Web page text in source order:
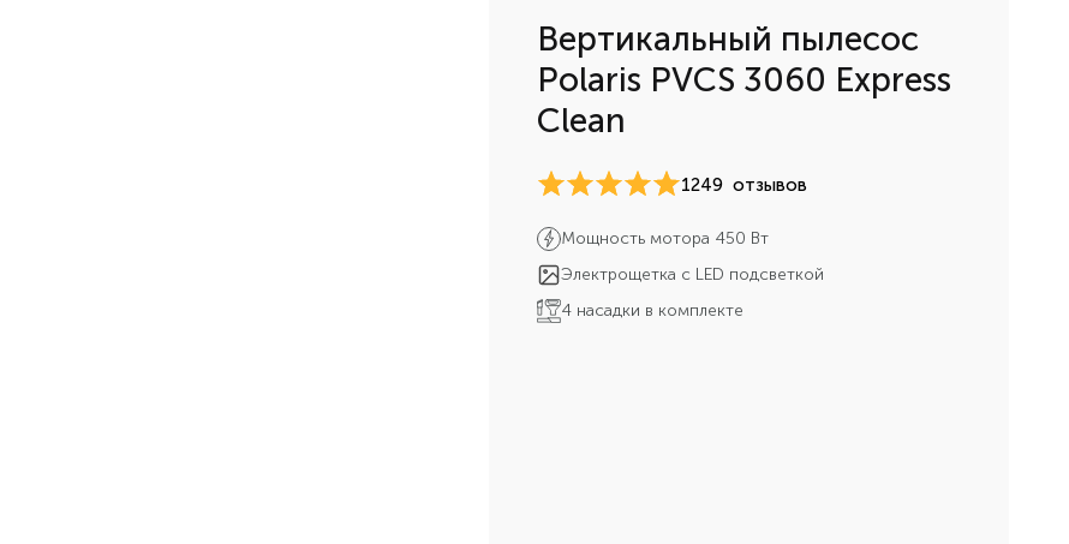
Вертикальный пылесос
Polaris PVCS 3060 Express
Clean
1249 отзывов
Мощность мотора 450 Вт
Электрощетка с LED подсветкой
4 насадки в комплекте